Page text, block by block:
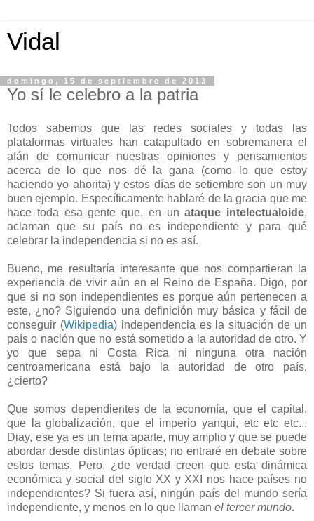
Vidal
domingo, 15 de septiembre de 2013
Yo sí le celebro a la patria
Todos sabemos que las redes sociales y todas las
plataformas virtuales han catapultado en sobremanera el
afán de comunicar nuestras opiniones y pensamientos
acerca de lo que nos dé la gana (como lo que estoy
haciendo yo ahorita) y estos días de setiembre son un muy
buen ejemplo. Específicamente hablaré de la gracia que me
hace toda esa gente que, en unataque intelectualoide,
aclaman que su país no es independiente y para qué
celebrar la independencia si no es así.
Bueno, me resultaría interesante que nos compartieran la
experiencia de vivir aún en el Reino de España. Digo, por
que si no son independientes es porque aún pertenecen a
este, ¿no? Siguiendo una definición muy básica y fácil de
conseguir (Wikipedia) independencia es la situación de un
país o nación que no está sometido a la autoridad de otro. Y
yo que sepa ni Costa Rica ni ninguna otra nación
centroamericana está bajo la autoridad de otro país,
¿cierto?
Que somos dependientes de la economía, que el capital,
que la globalización, que el imperio yanqui, etc etc etc...
Diay, ese ya es un tema aparte, muy amplio y que se puede
abordar desde distintas ópticas; no entraré en debate sobre
estos temas. Pero, ¿de verdad creen que esta dinámica
económica y social del siglo XX y XXI nos hace países no
independientes? Si fuera así, ningún país del mundo sería
independiente, y menos en lo que llaman el tercer mundo.